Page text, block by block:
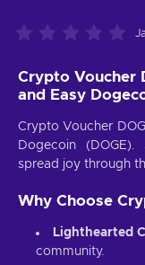
Crypto Voucher
and Easy
Crypto Voucher
Dogecoin (DOGE).
spread joy through
Why Choose
Lighthearted
community.